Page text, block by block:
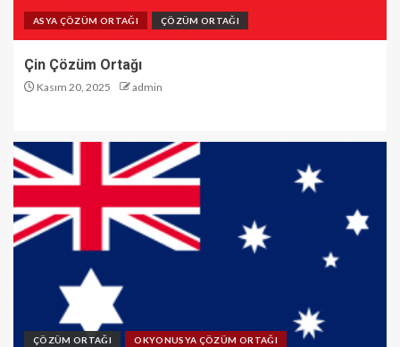
ASYA ÇÖZÜM ORTAĞI ÇÖZÜM ORTAĞI
Çin Çözüm Ortağı
Kasım 20, 2025 admin
ÇÖZÜM ORTAĞI OKYONUSYA ÇÖZÜM ORTAĞI